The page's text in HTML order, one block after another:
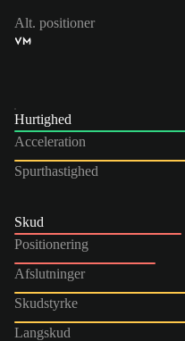
Alt. positioner
VM
Hurtighed
Acceleration
Spurthastighed
Skud
Positionering
Afslutninger
Skudstyrke
Langskud